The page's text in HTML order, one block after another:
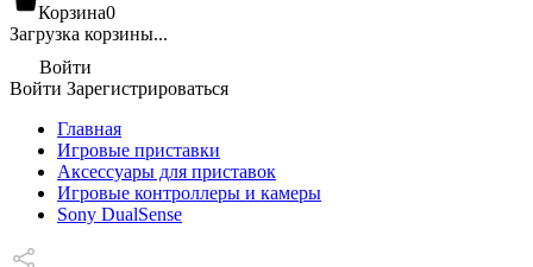
Корзина0
Загрузка корзины...
Войти
Войти Зарегистрироваться
Главная
Игровые приставки
Аксессуары для приставок
Игровые контроллеры и камеры
Sony DualSense